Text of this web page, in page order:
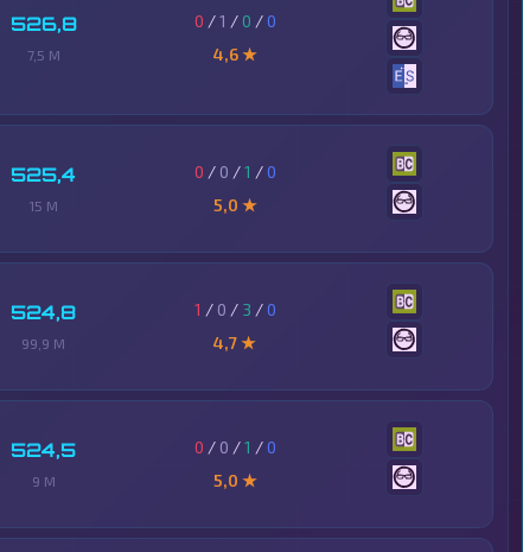
526,8
7,5 M
0 /1 / 0 /0
4,6 ★
525,4
15 M
0 / 0 /1 /0
5,0 ★
524,8
99,9 M
1 / 0 / 3 /0
4,7 ★
524,5
9 M
0 / 0 /1 /0
5,0 ★